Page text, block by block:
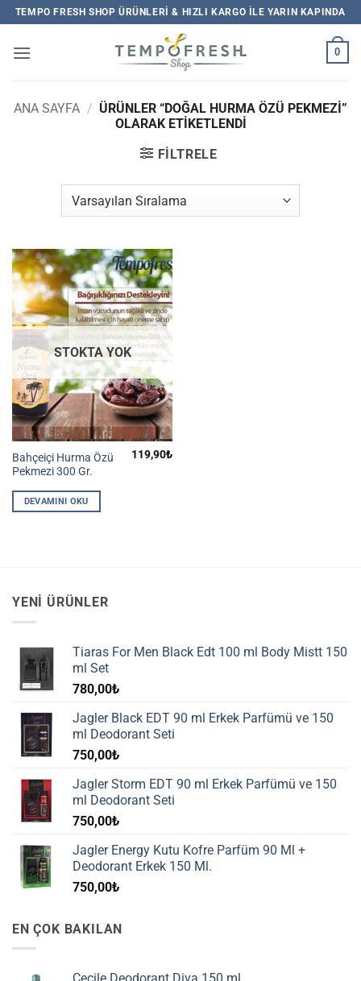
İçeriğe
atla
TEMPO FRESH SHOP ÜRÜNLERI & HIZLI KARGO ILE YARIN KAPINDA
0
ANA SAYFA / ÜRÜNLER “DOĞAL HURMA ÖZÜ PEKMEZİ”
OLARAK ETIKETLENDI
FILTRELE
STOKTA YOK
Bahçeiçi Hurma Özü
Pekmezi 300 Gr.
119,90₺
DEVAMINI OKU
YENI ÜRÜNLER
Tiaras For Men Black Edt 100 ml Body Mistt 150
ml Set
780,00₺
Jagler Black EDT 90 ml Erkek Parfümü ve 150
ml Deodorant Seti
750,00₺
Jagler Storm EDT 90 ml Erkek Parfümü ve 150
ml Deodorant Seti
750,00₺
Jagler Energy Kutu Kofre Parfüm 90 Ml +
Deodorant Erkek 150 Ml.
750,00₺
EN ÇOK BAKILAN